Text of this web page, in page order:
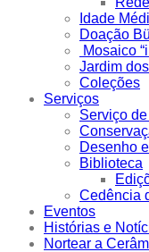
Idade
Doação
Mosaico
Jardim
Coleções
Serviços
Serviço
Desenho
Biblioteca
Cedência
Eventos
Histórias e
Nortear a